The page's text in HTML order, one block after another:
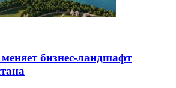
бизнес-ландшафт